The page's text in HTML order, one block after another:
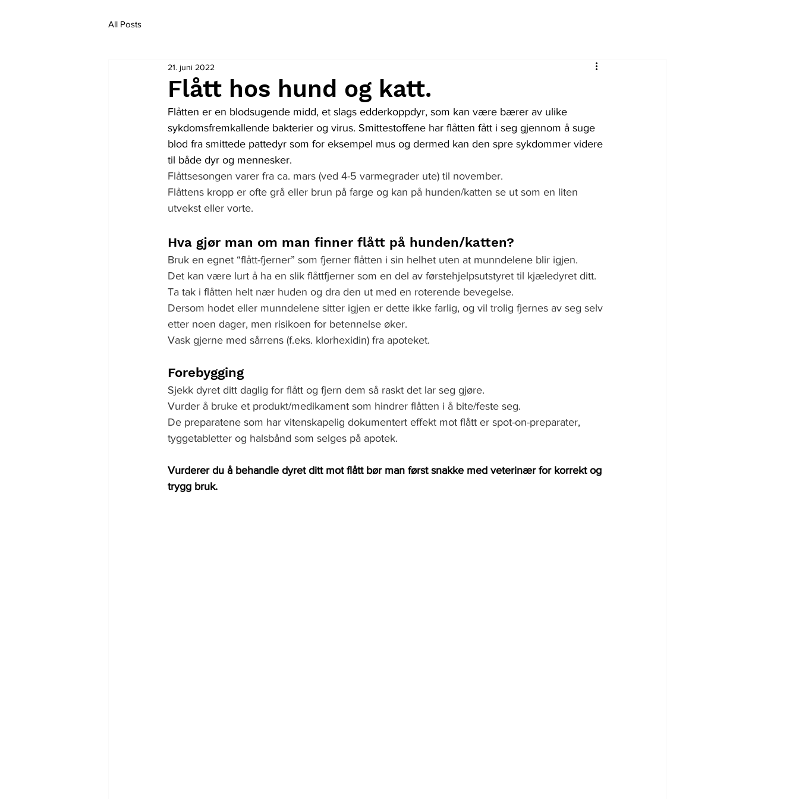
All Posts
Flått hos hund og katt.
21. juni 2022
Flåtten er en blodsugende midd, et slags edderkoppdyr, som kan være bærer av ulike
sykdomsfremkallende bakterier og virus. Smittestoffene har flåtten fått i seg gjennom å suge
blod fra smittede pattedyr som for eksempel mus og dermed kan den spre sykdommer videre
til både dyr og mennesker.
Flåttsesongen varer fra ca. mars (ved 4-5 varmegrader ute) til november.
Flåttens kropp er ofte grå eller brun på farge og kan på hunden/katten se ut som en liten
utvekst eller vorte.
Hva gjør man om man finner flått på hunden/katten?
Bruk en egnet “flått-fjerner” som fjerner flåtten i sin helhet uten at munndelene blir igjen.
Det kan være lurt å ha en slik flåttfjerner som en del av førstehjelpsutstyret til kjæledyret ditt.
Ta tak i flåtten helt nær huden og dra den ut med en roterende bevegelse.
Dersom hodet eller munndelene sitter igjen er dette ikke farlig, og vil trolig fjernes av seg selv
etter noen dager, men risikoen for betennelse øker.
Vask gjerne med sårrens (f.eks. klorhexidin) fra apoteket.
Forebygging
Sjekk dyret ditt daglig for flått og fjern dem så raskt det lar seg gjøre.
Vurder å bruke et produkt/medikament som hindrer flåtten i å bite/feste seg.
De preparatene som har vitenskapelig dokumentert effekt mot flått er spot-on-preparater,
tyggetabletter og halsbånd som selges på apotek.
Vurderer du å behandle dyret ditt mot flått bør man først snakke med veterinær for korrekt og
trygg bruk.